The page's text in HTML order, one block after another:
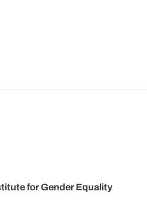
for Gender Equality